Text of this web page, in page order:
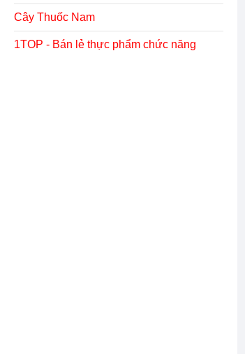
Cây Thuốc Nam
1TOP - Bán lẻ thực phẩm chức năng